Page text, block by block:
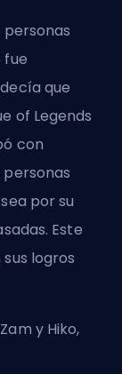
fue
que
of Legends
con
por su
Este
logros
y Hiko,